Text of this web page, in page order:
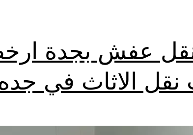
عفش بجدة
الاثاث في